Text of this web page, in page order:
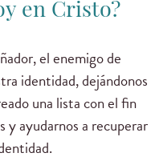
en Cristo?
el enemigo de
identidad, dejándonos
una lista con el fin
ayudarnos a recuperar